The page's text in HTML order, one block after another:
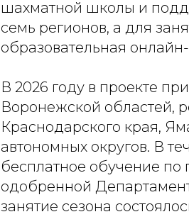
шахматной школы и
семь регионов, а для
образовательная
В 2026 году в проекте
Воронежской областей,
Краснодарского края,
автономных округов. В
бесплатное обучение
одобренной
занятие сезона